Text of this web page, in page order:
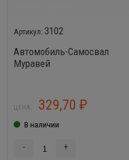
3102
Автомобиль-Самосвал
Муравей
ЦЕНА: 329,70 ₽
В наличии
- +